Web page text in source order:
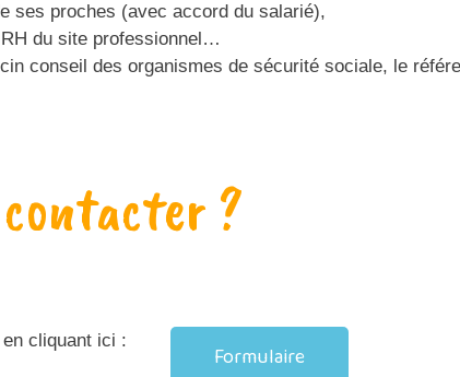
ses proches (avec accord du salarié),
RH du site professionnel…
conseil des organismes de sécurité sociale, le
?
en cliquant ici :
Formulaire